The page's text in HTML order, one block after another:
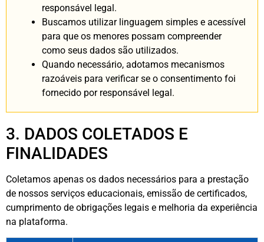
responsável legal.
Buscamos utilizar linguagem simples e acessível
para que os menores possam compreender
como seus dados são utilizados.
Quando necessário, adotamos mecanismos
razoáveis para verificar se o consentimento foi
fornecido por responsável legal.
3. DADOS COLETADOS E
FINALIDADES
Coletamos apenas os dados necessários para a prestação
de nossos serviços educacionais, emissão de certificados,
cumprimento de obrigações legais e melhoria da experiência
na plataforma.